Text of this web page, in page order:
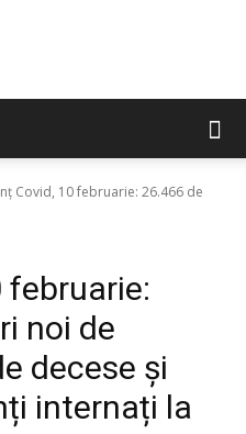
Covid, 10 februarie: 26.466 de
februarie:
noi de
decese și
internați la